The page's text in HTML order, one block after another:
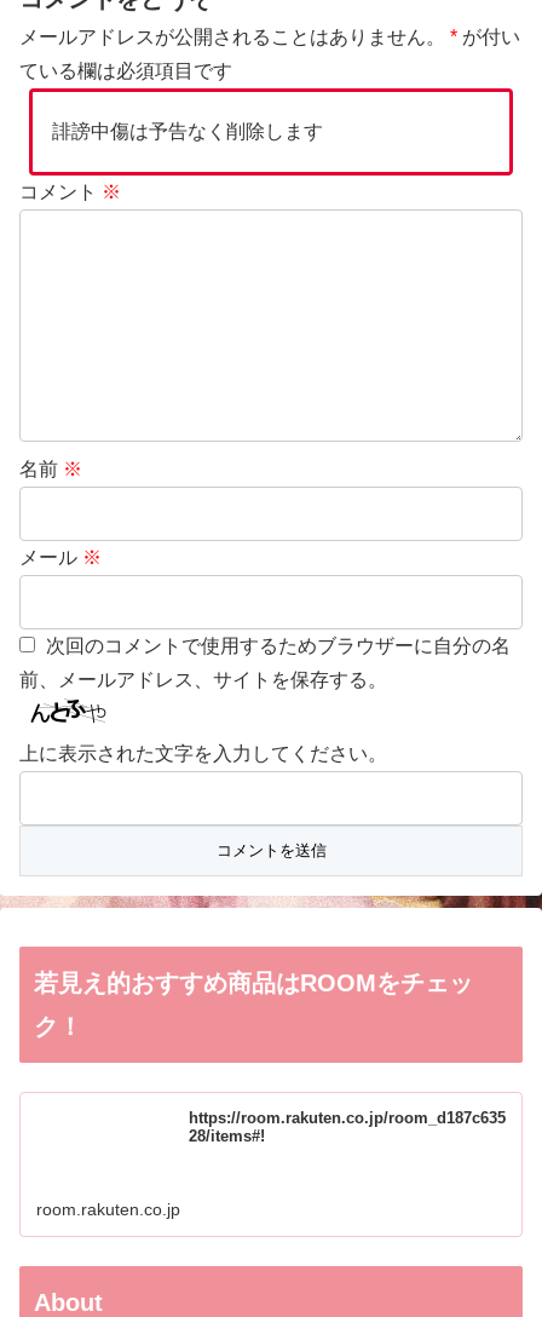
メールアドレスが公開されることはありません。 * が付い
ている欄は必須項目です
誹謗中傷は予告なく削除します
コメント ※
名前 ※
メール ※
次回のコメントで使用するためブラウザーに自分の名
前、メールアドレス、サイトを保存する。
上に表示された文字を入力してください。
若見え的おすすめ商品はROOMをチェッ
ク！
https://room.rakuten.co.jp/room_d187c635
28/items#!
room.rakuten.co.jp
About